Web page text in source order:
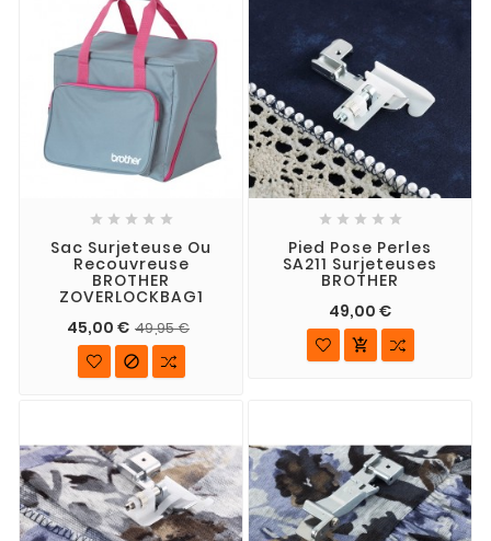
    
Sac Surjeteuse Ou
Recouvreuse
BROTHER
ZOVERLOCKBAG1
45,00 € 49,95 €

    
Pied Pose Perles
SA211 Surjeteuses
BROTHER
49,00 €
